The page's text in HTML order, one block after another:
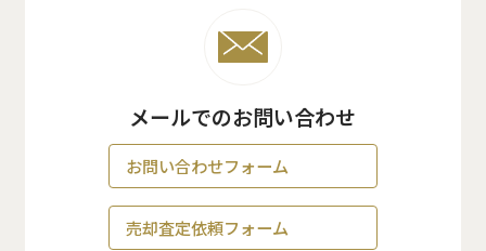
メールでのお問い合わせ
お問い合わせフォーム
売却査定依頼フォーム